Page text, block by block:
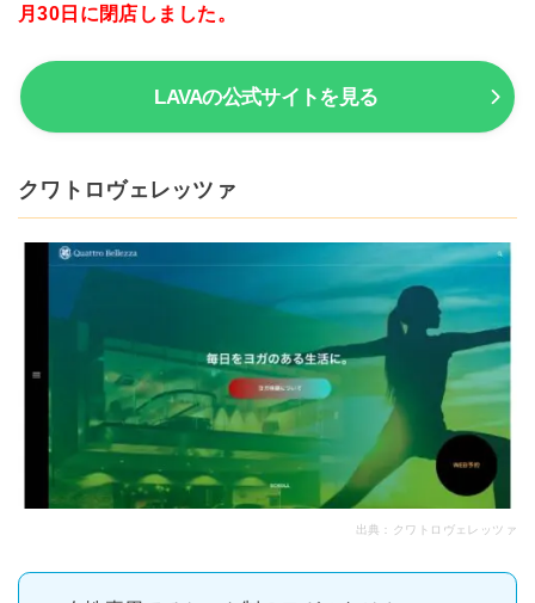
月30日に閉店しました。
LAVAの公式サイトを見る
クワトロヴェレッツァ
出典： クワトロヴェレッツァ